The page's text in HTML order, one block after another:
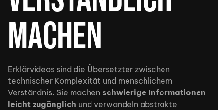
machen
Erklärvideos sind die Übersetzter zwischen
technischer Komplexität und menschlichem
Verständnis. Sie machen schwierige Informationen
leicht zugänglich und verwandeln abstrakte